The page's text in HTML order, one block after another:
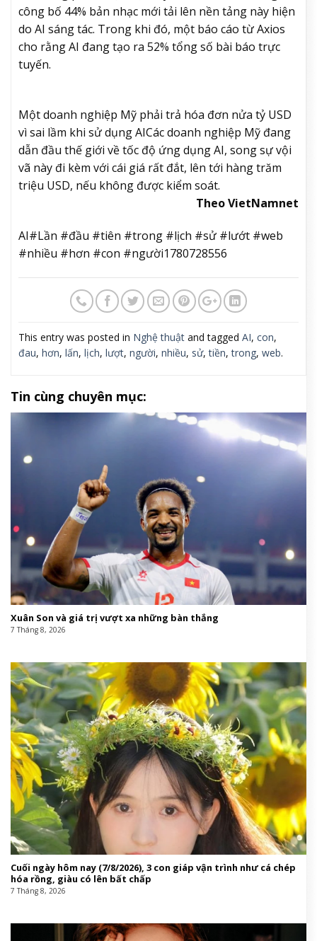
công bố 44% bản nhạc mới tải lên nền tảng này hiện
do AI sáng tác. Trong khi đó, một báo cáo từ Axios
cho rằng AI đang tạo ra 52% tổng số bài báo trực
tuyến.
Một doanh nghiệp Mỹ phải trả hóa đơn nửa tỷ USD
vì sai lầm khi sử dụng AICác doanh nghiệp Mỹ đang
dẫn đầu thế giới về tốc độ ứng dụng AI, song sự vội
vã này đi kèm với cái giá rất đắt, lên tới hàng trăm
triệu USD, nếu không được kiểm soát.
Theo VietNamnet
AI#Lần #đầu #tiên #trong #lịch #sử #lướt #web
#nhiều #hơn #con #người1780728556
This entry was posted in Nghệ thuật and tagged AI, con,
đau, hơn, lấn, lịch, lượt, người, nhiều, sử,tiền,trong, web.
Tin cùng chuyên mục:
Xuân Son và giá trị vượt xa những bàn thắng
7 Tháng 8, 2026
Cuối ngày hôm nay (7/8/2026), 3 con giáp vận trình như cá chép
hóa rồng, giàu có lên bất chấp
7 Tháng 8, 2026